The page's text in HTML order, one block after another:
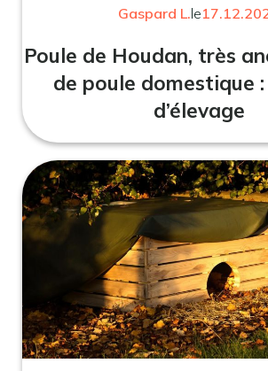
Gaspard L.le
Poule de Houdan, très
de poule domestique
d’élevage